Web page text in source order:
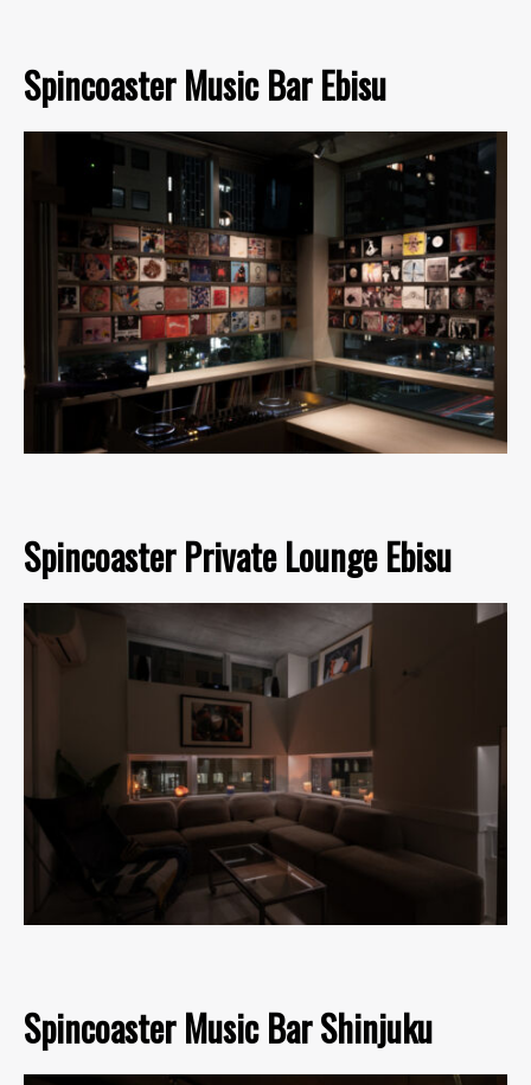
Spincoaster Music Bar Ebisu
Spincoaster Private Lounge Ebisu
Spincoaster Music Bar Shinjuku